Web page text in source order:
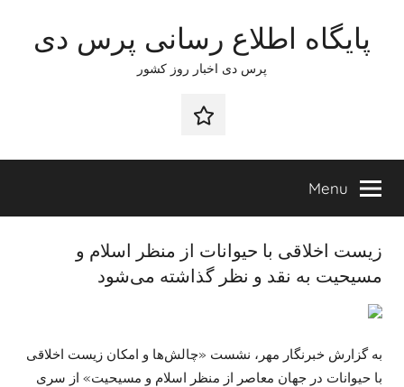
content
پایگاه اطلاع رسانی پرس دی
پرس دی اخبار روز کشور
صفحه
Menu
زیست اخلاقی با حیوانات از منظر اسلام و
مسیحیت به نقد و نظر گذاشته می‌شود
به گزارش خبرنگار مهر، نشست «چالش‌ها و امکان زیست اخلاقی
با حیوانات در جهان معاصر از منظر اسلام و مسیحیت» از سری